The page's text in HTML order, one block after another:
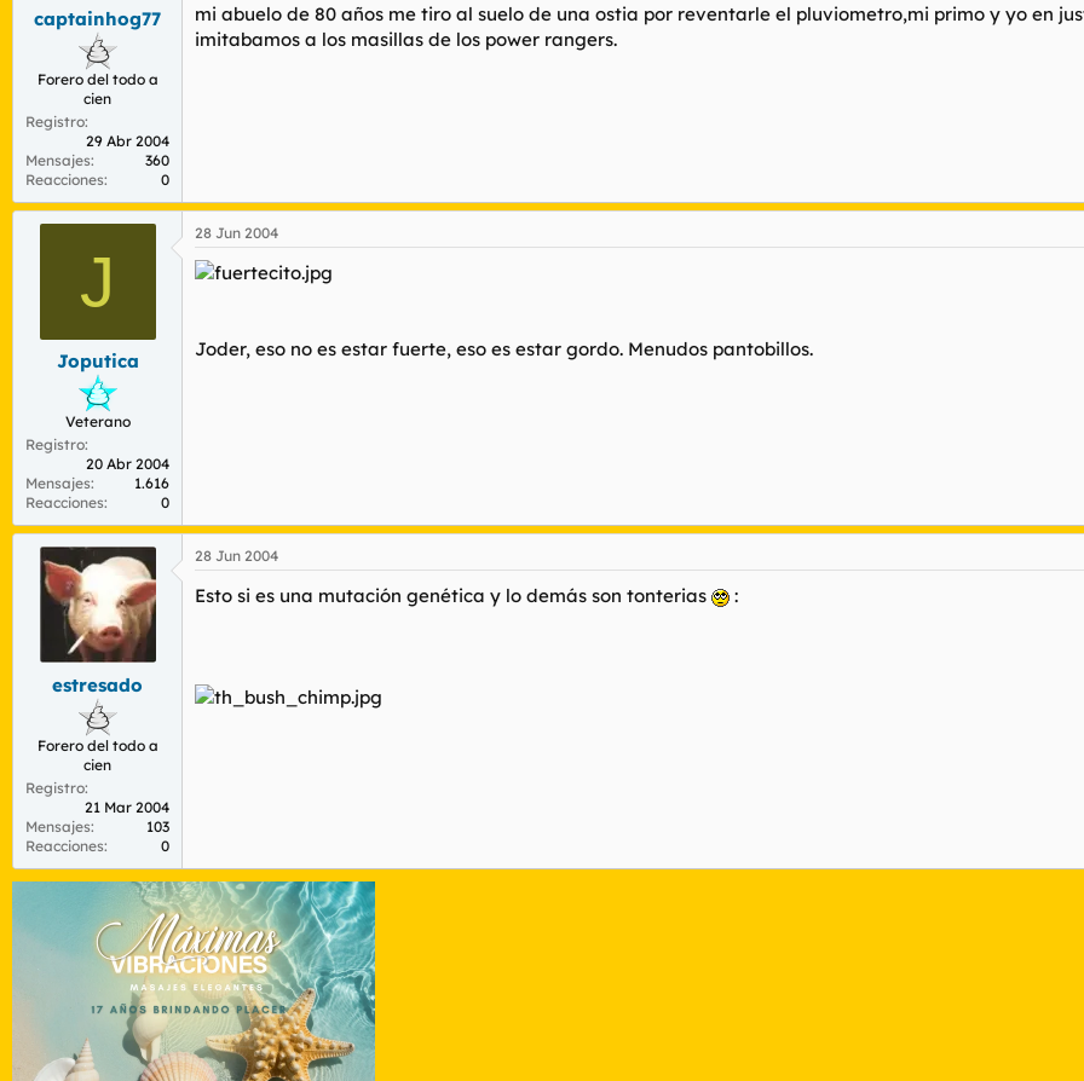
captainhog77
Forero del todo a
cien
Registro
29 Abr 2004
Mensajes
360
Reacciones
0
mi abuelo de 80 años me tiro al suelo de una ostia por reventarle el pluviometro,mi primo y yo en
imitabamos a los masillas de los power rangers.
J
Joputica
Veterano
Registro
20 Abr 2004
Mensajes
1.616
Reacciones
0
28 Jun 2004
Joder, eso no es estar fuerte, eso es estar gordo. Menudos pantobillos.
estresado
Forero del todo a
cien
Registro
21 Mar 2004
Mensajes
103
Reacciones
0
28 Jun 2004
Esto si es una mutación genética y lo demás son tonterias :